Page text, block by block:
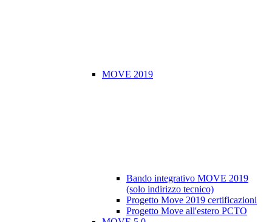
MOVE 2019
Bando integrativo MOVE 2019
(solo indirizzo tecnico)
Progetto Move 2019 certificazioni
Progetto Move all'estero PCTO